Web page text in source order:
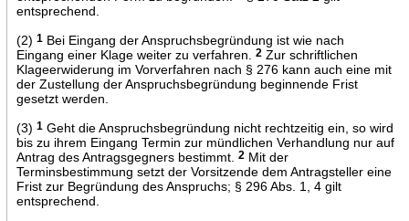
entsprechend.
(2) 1Bei Eingang der Anspruchsbegründung ist wie nach
Eingang einer Klage weiter zu verfahren.
2Zur schriftlichen
Klageerwiderung im Vorverfahren nach § 276 kann auch eine mit
der Zustellung der Anspruchsbegründung beginnende Frist
gesetzt werden.
(3) 1Geht die Anspruchsbegründung nicht rechtzeitig ein, so wird
bis zu ihrem Eingang Termin zur mündlichen Verhandlung nur auf
Antrag des Antragsgegners bestimmt.
2Mit der
Terminsbestimmung setzt der Vorsitzende dem Antragsteller eine
Frist zur Begründung des Anspruchs; § 296 Abs. 1, 4 gilt
entsprechend.